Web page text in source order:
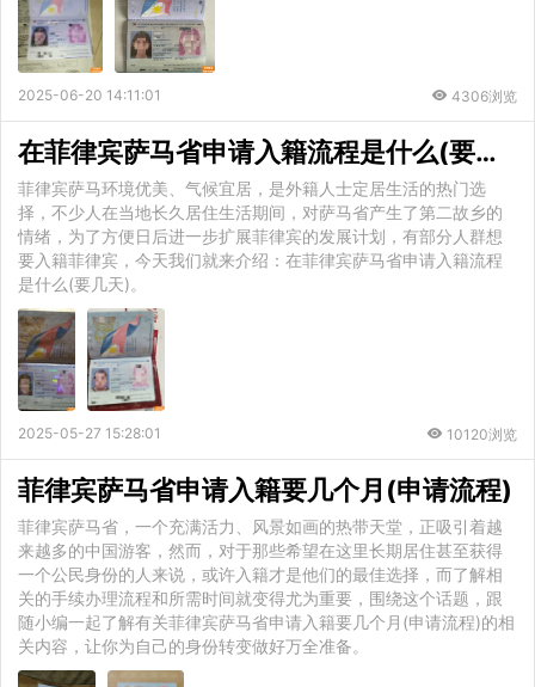
2025-06-20 14:11:01 4306浏览
在菲律宾萨马省申请入籍流程是什么(要几天)
菲律宾萨马环境优美、气候宜居，是外籍人士定居生活的热门选
择，不少人在当地长久居住生活期间，对萨马省产生了第二故乡的
情绪，为了方便日后进一步扩展菲律宾的发展计划，有部分人群想
要入籍菲律宾，今天我们就来介绍：在菲律宾萨马省申请入籍流程
是什么(要几天)。
2025-05-27 15:28:01 10120浏览
菲律宾萨马省申请入籍要几个月(申请流程)
菲律宾萨马省，一个充满活力、风景如画的热带天堂，正吸引着越
来越多的中国游客，然而，对于那些希望在这里长期居住甚至获得
一个公民身份的人来说，或许入籍才是他们的最佳选择，而了解相
关的手续办理流程和所需时间就变得尤为重要，围绕这个话题，跟
随小编一起了解有关菲律宾萨马省申请入籍要几个月(申请流程)的相
关内容，让你为自己的身份转变做好万全准备。